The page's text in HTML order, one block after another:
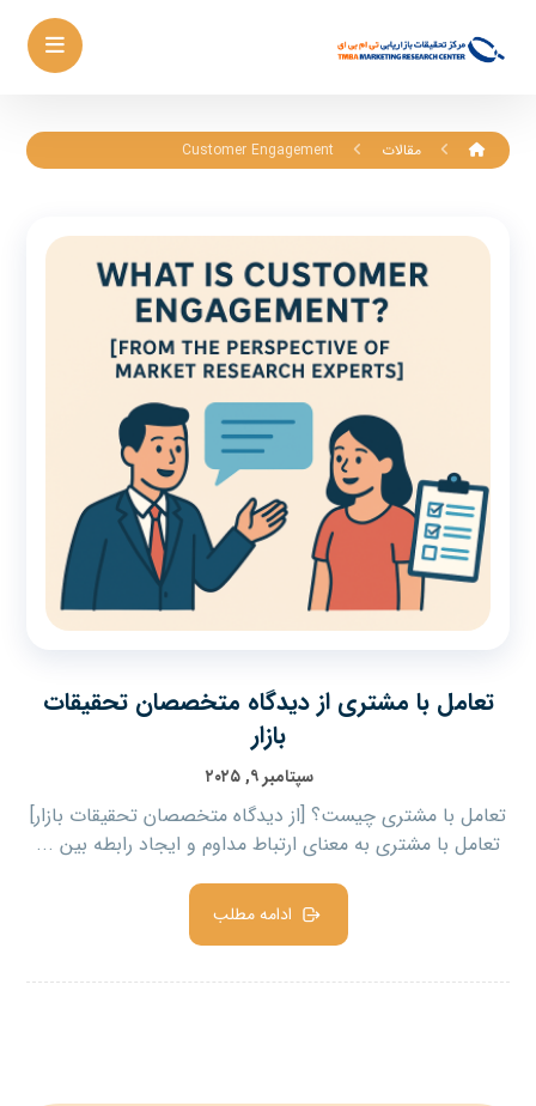
مقالات Customer Engagement
تعامل با مشتری از دیدگاه متخصصان تحقیقات
بازار
سپتامبر ۹, ۲۰۲۵
تعامل با مشتری چیست؟ [از دیدگاه متخصصان تحقیقات بازار]
تعامل با مشتری به معنای ارتباط مداوم و ایجاد رابطه بین ...
ادامه مطلب